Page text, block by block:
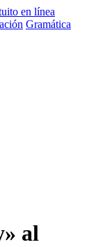
Gramática
al